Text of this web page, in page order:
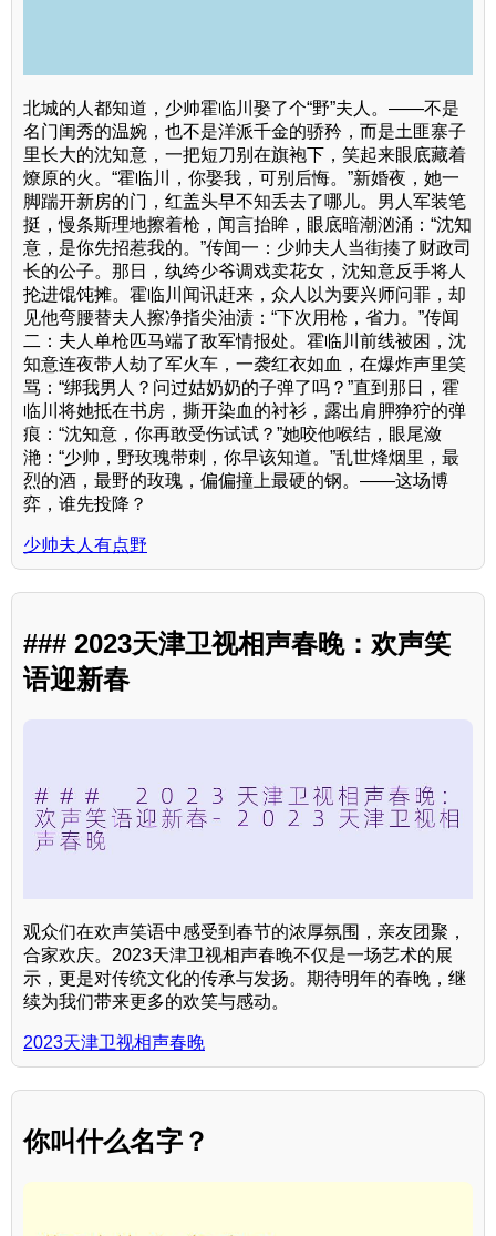
北城的人都知道，少帅霍临川娶了个“野”夫人。——不是
名门闺秀的温婉，也不是洋派千金的骄矜，而是土匪寨子
里长大的沈知意，一把短刀别在旗袍下，笑起来眼底藏着
燎原的火。“霍临川，你娶我，可别后悔。”新婚夜，她一
脚踹开新房的门，红盖头早不知丢去了哪儿。男人军装笔
挺，慢条斯理地擦着枪，闻言抬眸，眼底暗潮汹涌：“沈知
意，是你先招惹我的。”传闻一：少帅夫人当街揍了财政司
长的公子。那日，纨绔少爷调戏卖花女，沈知意反手将人
抡进馄饨摊。霍临川闻讯赶来，众人以为要兴师问罪，却
见他弯腰替夫人擦净指尖油渍：“下次用枪，省力。”传闻
二：夫人单枪匹马端了敌军情报处。霍临川前线被困，沈
知意连夜带人劫了军火车，一袭红衣如血，在爆炸声里笑
骂：“绑我男人？问过姑奶奶的子弹了吗？”直到那日，霍
临川将她抵在书房，撕开染血的衬衫，露出肩胛狰狞的弹
痕：“沈知意，你再敢受伤试试？”她咬他喉结，眼尾潋
滟：“少帅，野玫瑰带刺，你早该知道。”乱世烽烟里，最
烈的酒，最野的玫瑰，偏偏撞上最硬的钢。——这场博
弈，谁先投降？
少帅夫人有点野
### 2023天津卫视相声春晚：欢声笑
语迎新春
观众们在欢声笑语中感受到春节的浓厚氛围，亲友团聚，
合家欢庆。2023天津卫视相声春晚不仅是一场艺术的展
示，更是对传统文化的传承与发扬。期待明年的春晚，继
续为我们带来更多的欢笑与感动。
2023天津卫视相声春晚
你叫什么名字？